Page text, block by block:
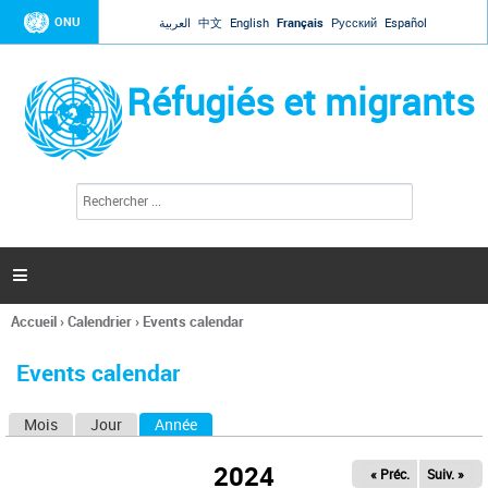
Jump to navigation
ONU العربية 中文 English Français Русский Español
Réfugiés et migrants
l
c
h
e

Vous
ici
Accueil›Calendrier› Events calendar
Events calendar
Mois Jour Année
2024 « Préc. Suiv. »